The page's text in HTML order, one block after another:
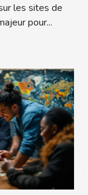
les sites de
pour...